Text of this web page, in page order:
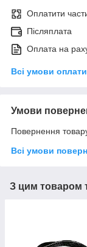
Оплатити
Післяплата
Оплата на
Всі умови оплати
Умови
Повернення
Всі умови
З цим товаром